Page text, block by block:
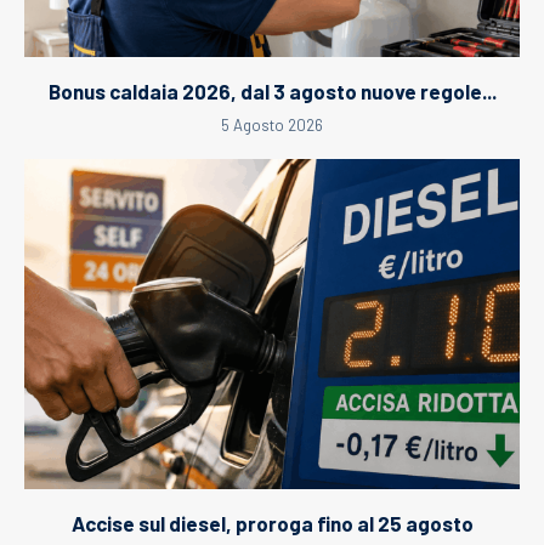
Bonus caldaia 2026, dal 3 agosto nuove regole...
5 Agosto 2026
Accise sul diesel, proroga fino al 25 agosto